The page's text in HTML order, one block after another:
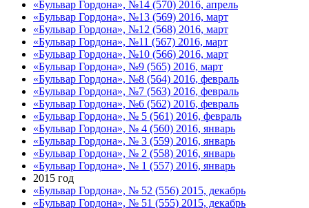
«Бульвар Гордона», №14 (570) 2016, апрель
«Бульвар Гордона», №13 (569) 2016, март
«Бульвар Гордона», №12 (568) 2016, март
«Бульвар Гордона», №11 (567) 2016, март
«Бульвар Гордона», №10 (566) 2016, март
«Бульвар Гордона», №9 (565) 2016, март
«Бульвар Гордона», №8 (564) 2016, февраль
«Бульвар Гордона», №7 (563) 2016, февраль
«Бульвар Гордона», №6 (562) 2016, февраль
«Бульвар Гордона», № 5 (561) 2016, февраль
«Бульвар Гордона», № 4 (560) 2016, январь
«Бульвар Гордона», № 3 (559) 2016, январь
«Бульвар Гордона», № 2 (558) 2016, январь
«Бульвар Гордона», № 1 (557) 2016, январь
2015 год
«Бульвар Гордона», № 52 (556) 2015, декабрь
«Бульвар Гордона», № 51 (555) 2015, декабрь